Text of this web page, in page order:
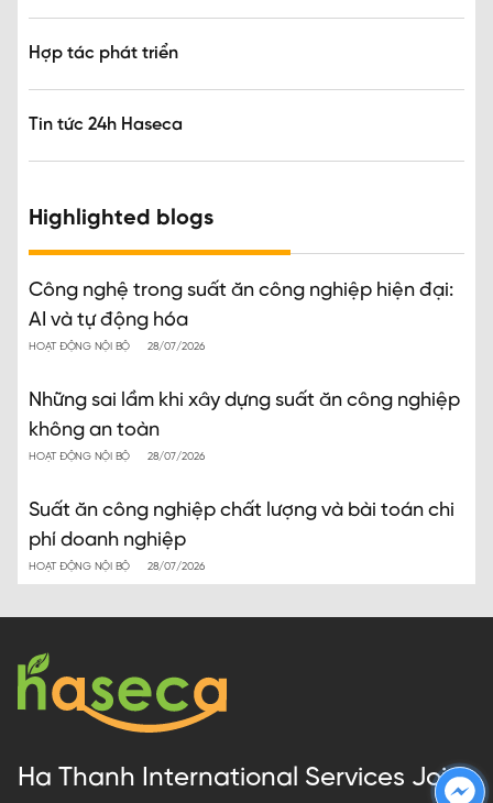
Hợp tác phát triển
Tin tức 24h Haseca
Highlighted blogs
Công nghệ trong suất ăn công nghiệp hiện đại:
AI và tự động hóa
HOẠT ĐỘNG NỘI BỘ 28/07/2026
Những sai lầm khi xây dựng suất ăn công nghiệp
không an toàn
HOẠT ĐỘNG NỘI BỘ 28/07/2026
Suất ăn công nghiệp chất lượng và bài toán chi
phí doanh nghiệp
HOẠT ĐỘNG NỘI BỘ 28/07/2026
Ha Thanh International Services Joint